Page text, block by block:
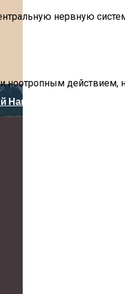
2026 Года
Города
Нашего Времени
нервную
действием,